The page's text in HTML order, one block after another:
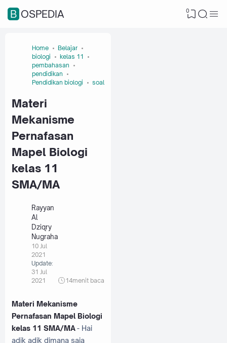
BOSPEDIA 0
Home
Belajar
biologi
kelas 11
pembahasan
pendidikan
Pendidikan biologi
soal
Materi
Mekanisme
Pernafasan
Mapel Biologi
kelas 11
SMA/MA
Rayyan
Al
Dziqry
Nugraha
10 Jul
2021
Update:
31 Jul
2021
14menit baca
Materi Mekanisme
Pernafasan Mapel Biologi
kelas 11 SMA/MA- Hai
adik adik dimana saja